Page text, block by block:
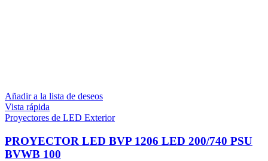
Añadir a la lista de deseos
Vista rápida
Proyectores de LED Exterior
PROYECTOR LED BVP 1206 LED 200/740 PSU
BVWB 100